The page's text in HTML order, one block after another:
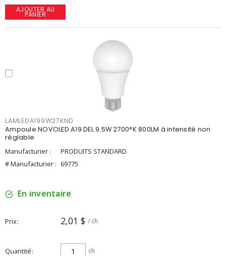
AJOUTER AU
PANIER
LAMLEDA199W27KND
Ampoule NOVOLED A19 DEL 9.5W 2700°K 800LM à intensité non
réglable
Manufacturier :
PRODUITS STANDARD
# Manufacturier : 69775
En inventaire
Prix 2,01 $ / ch
Quantité ch